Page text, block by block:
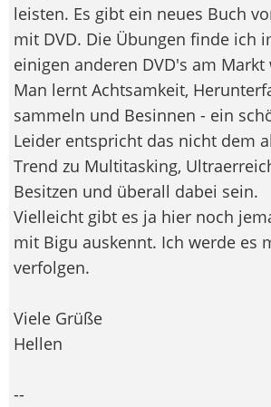
leisten. Es gibt ein neues Buch
mit DVD. Die Übungen finde ich
einigen anderen DVD's am
Man lernt Achtsamkeit,
sammeln und Besinnen - ein
Leider entspricht das nicht dem
Trend zu Multitasking,
Besitzen und überall dabei sein.
Vielleicht gibt es ja hier noch
mit Bigu auskennt. Ich werde es
verfolgen.
Viele Grüße
Hellen
--